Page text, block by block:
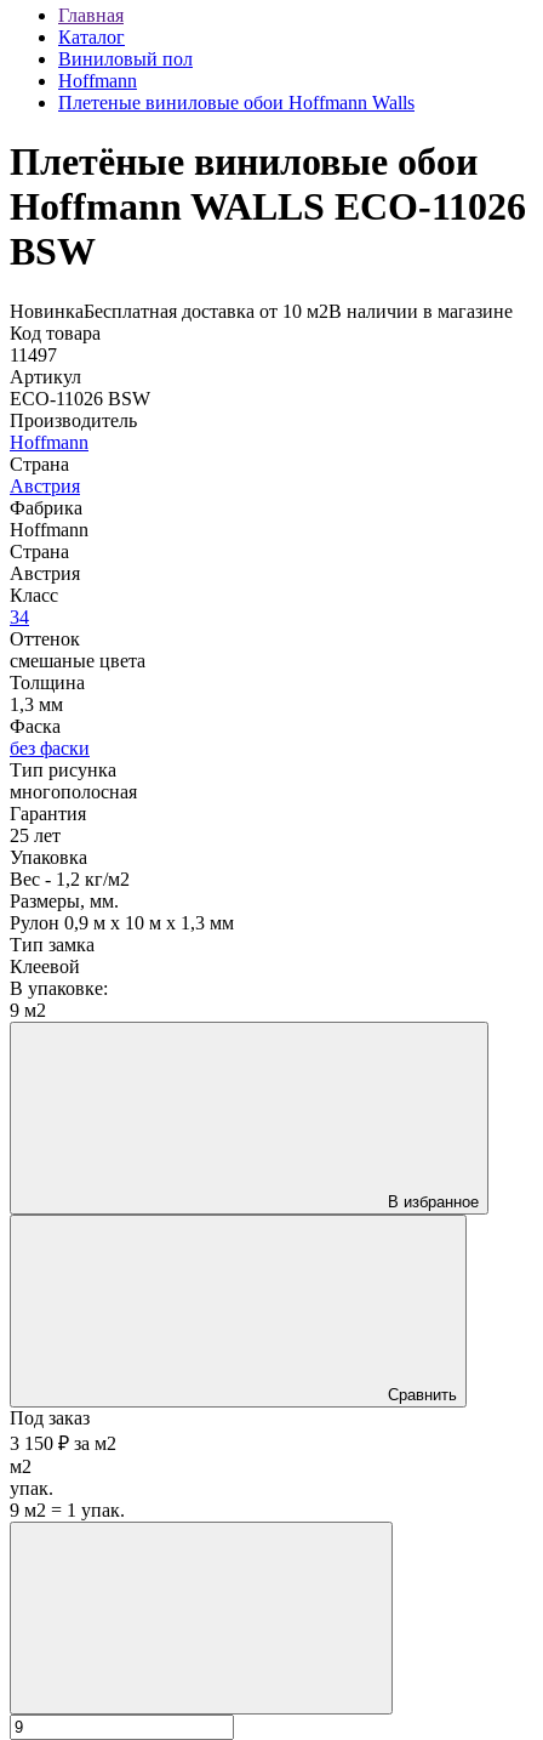
Главная
Каталог
Виниловый пол
Hoffmann
Плетеные виниловые обои Hoffmann Walls
Плетёные виниловые обои
Hoffmann WALLS ECO-11026
BSW
НовинкаБесплатная доставка от 10 м2В наличии в магазине
Код товара
11497
Артикул
ECO-11026 BSW
Производитель
Hoffmann
Страна
Австрия
Фабрика
Hoffmann
Страна
Австрия
Класс
34
Оттенок
смешаные цвета
Толщина
1,3 мм
Фаска
без фаски
Тип рисунка
многополосная
Гарантия
25 лет
Упаковка
Вес - 1,2 кг/м2
Размеры, мм.
Рулон 0,9 м х 10 м х 1,3 мм
Тип замка
Клеевой
В упаковке:
9 м2
В избранное
Сравнить
Под заказ
3 150 ₽ за м2
м2
упак.
9 м2 = 1 упак.